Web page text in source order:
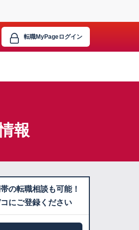
転職MyPageログイン
報
の転職相談も可能！
にご登録ください